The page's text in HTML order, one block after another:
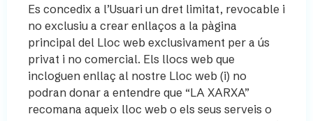
Es concedix a l’Usuari un dret limitat, revocable i
no exclusiu a crear enllaços a la pàgina
principal del Lloc web exclusivament per a ús
privat i no comercial. Els llocs web que
incloguen enllaç al nostre Lloc web (i) no
podran donar a entendre que “LA XARXA”
recomana aqueix lloc web o els seus serveis o